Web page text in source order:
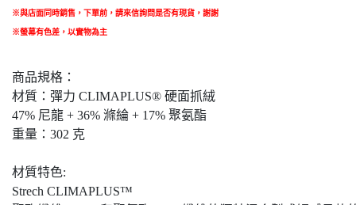
※與店面同時銷售 ， 下單前 ， 請來信詢問是否有現貨，謝謝
※螢幕有色差，以實物為主
商品規格：
材質：彈力 CLIMAPLUS® 硬面抓絨
47% 尼龍 + 36% 滌綸 + 17% 聚氨酯
重量：302 克
材質特色:
Strech CLIMAPLUS™